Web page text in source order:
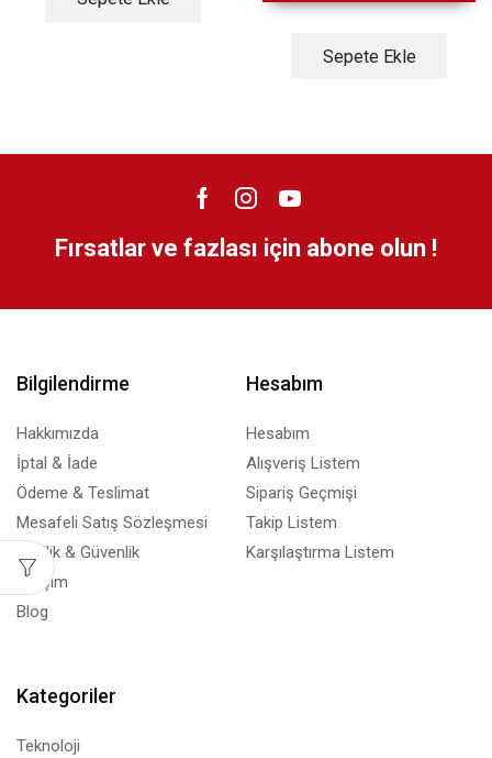
Sepete Ekle
Fırsatlar ve fazlası için abone olun !
Bilgilendirme
Hakkımızda
İptal & İade
Ödeme & Teslimat
Mesafeli Satış Sözleşmesi
Gizlilik & Güvenlik
İletişim
Blog
Hesabım
Hesabım
Alışveriş Listem
Sipariş Geçmişi
Takip Listem
Karşılaştırma Listem
Kategoriler
Teknoloji